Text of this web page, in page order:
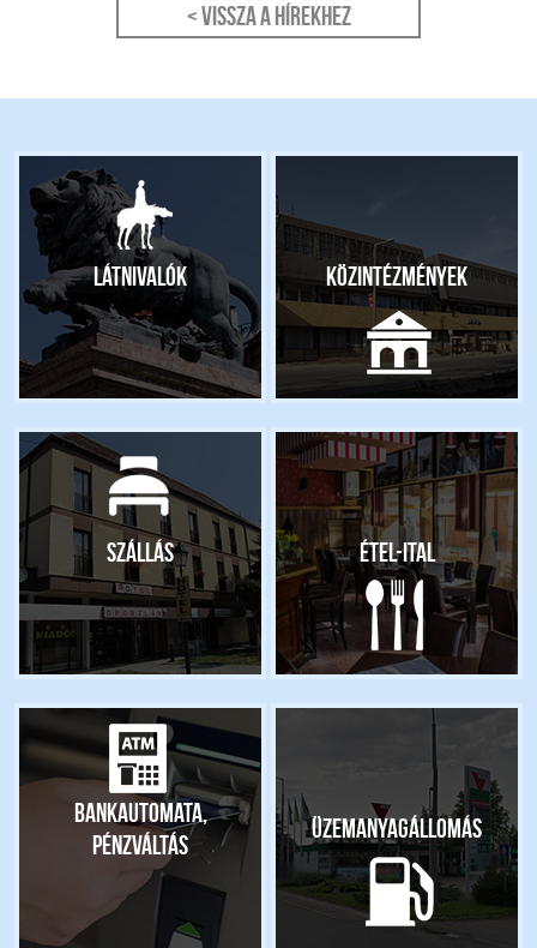
< Vissza a hírekhez
Látnivalók Közintézmények
Szállás Étel-ital
Bankautomata,
pénzváltás
Üzemanyagállomás